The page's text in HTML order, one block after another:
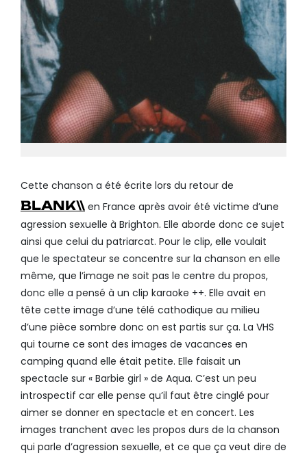
Cette chanson a été écrite lors du retour de
BLANK\\ en France après avoir été victime d’une
agression sexuelle à Brighton. Elle aborde donc ce sujet
ainsi que celui du patriarcat. Pour le clip, elle voulait
que le spectateur se concentre sur la chanson en elle
même, que l’image ne soit pas le centre du propos,
donc elle a pensé à un clip karaoke ++. Elle avait en
tête cette image d’une télé cathodique au milieu
d’une pièce sombre donc on est partis sur ça. La VHS
qui tourne ce sont des images de vacances en
camping quand elle était petite. Elle faisait un
spectacle sur « Barbie girl » de Aqua. C’est un peu
introspectif car elle pense qu’il faut être cinglé pour
aimer se donner en spectacle et en concert. Les
images tranchent avec les propos durs de la chanson
qui parle d’agression sexuelle, et ce que ça veut dire de